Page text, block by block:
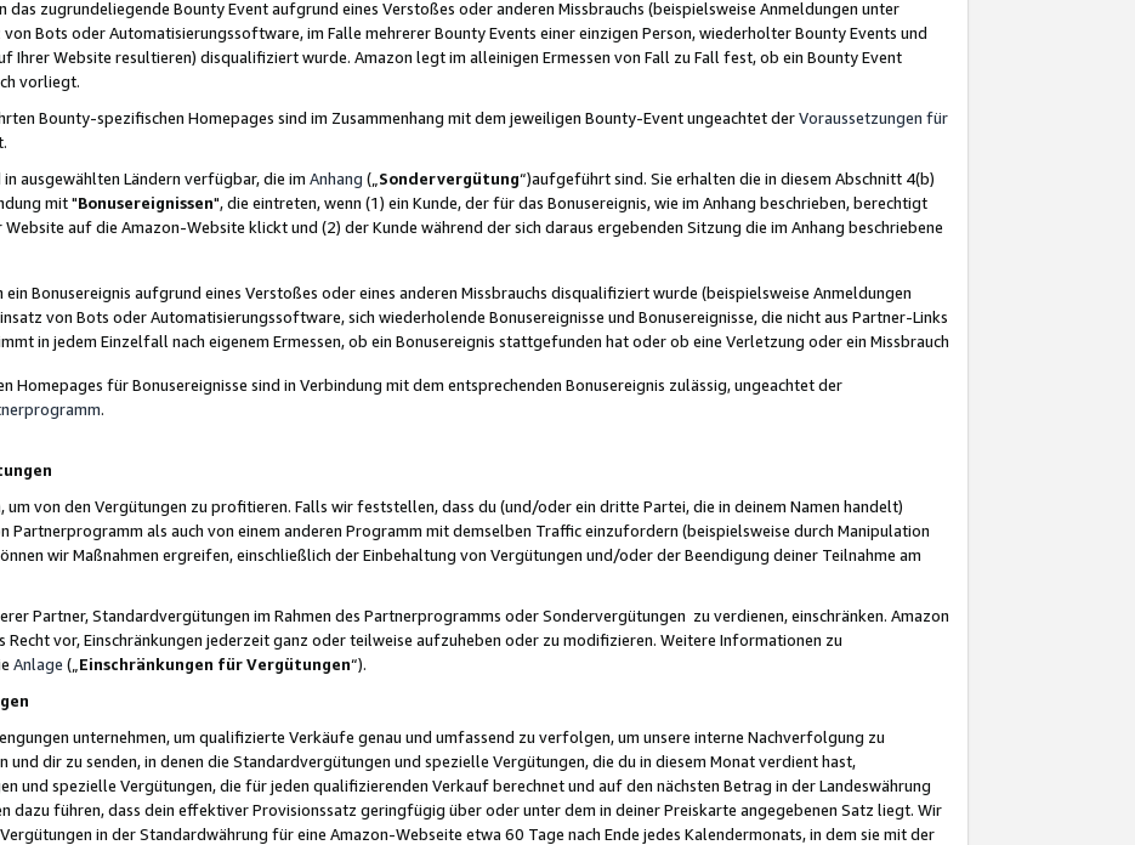
zugrundeliegende Bounty Event aufgrund eines Verstoßes oder anderen Missbrauchs (beispielsweise Anmeldungen unter
Bots oder Automatisierungssoftware, im Falle mehrerer Bounty Events einer einzigen Person, wiederholter Bounty Events und
Ihrer Website resultieren) disqualifiziert wurde. Amazon legt im alleinigen Ermessen von Fall zu Fall fest, ob ein Bounty Event
vorliegt.
Bounty-spezifischen Homepages sind im Zusammenhang mit dem jeweiligen Bounty-Event ungeachtet derVoraussetzungen für
in ausgewählten Ländern verfügbar, die im Anhang („ Sondervergütung“)aufgeführt sind. Sie erhalten die in diesem Abschnitt 4(b)
mit "Bonusereignissen", die eintreten, wenn (1) ein Kunde, der für das Bonusereignis, wie im Anhang beschrieben, berechtigt
auf die Amazon-Website klickt und (2) der Kunde während der sich daraus ergebenden Sitzung die im Anhang beschriebene
Bonusereignis aufgrund eines Verstoßes oder eines anderen Missbrauchs disqualifiziert wurde (beispielsweise Anmeldungen
von Bots oder Automatisierungssoftware, sich wiederholende Bonusereignisse und Bonusereignisse, die nicht aus Partner-Links
in jedem Einzelfall nach eigenem Ermessen, ob ein Bonusereignis stattgefunden hat oder ob eine Verletzung oder ein Missbrauch
Homepages für Bonusereignisse sind in Verbindung mit dem entsprechenden Bonusereignis zulässig, ungeachtet der
.
von den Vergütungen zu profitieren. Falls wir feststellen, dass du (und/oder ein dritte Partei, die in deinem Namen handelt)
Partnerprogramm als auch von einem anderen Programm mit demselben Traffic einzufordern (beispielsweise durch Manipulation
wir Maßnahmen ergreifen, einschließlich der Einbehaltung von Vergütungen und/oder der Beendigung deiner Teilnahme am
Partner, Standardvergütungen im Rahmen des Partnerprogramms oder Sondervergütungen zu verdienen, einschränken. Amazon
Recht vor, Einschränkungen jederzeit ganz oder teilweise aufzuheben oder zu modifizieren. Weitere Informationen zu
Anlage („ Einschränkungen für Vergütungen“).
unternehmen, um qualifizierte Verkäufe genau und umfassend zu verfolgen, um unsere interne Nachverfolgung zu
und dir zu senden, in denen die Standardvergütungen und spezielle Vergütungen, die du in diesem Monat verdient hast,
und spezielle Vergütungen, die für jeden qualifizierenden Verkauf berechnet und auf den nächsten Betrag in der Landeswährung
dazu führen, dass dein effektiver Provisionssatz geringfügig über oder unter dem in deiner Preiskarte angegebenen Satz liegt. Wir
in der Standardwährung für eine Amazon-Webseite etwa 60 Tage nach Ende jedes Kalendermonats, in dem sie mit der